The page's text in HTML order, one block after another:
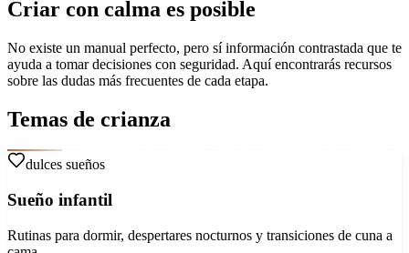
Criar con calma es posible
No existe un manual perfecto, pero sí información contrastada que te
ayuda a tomar decisiones con seguridad. Aquí encontrarás recursos
sobre las dudas más frecuentes de cada etapa.
Temas de crianza
dulces sueños
Sueño infantil
Rutinas para dormir, despertares nocturnos y transiciones de cuna a